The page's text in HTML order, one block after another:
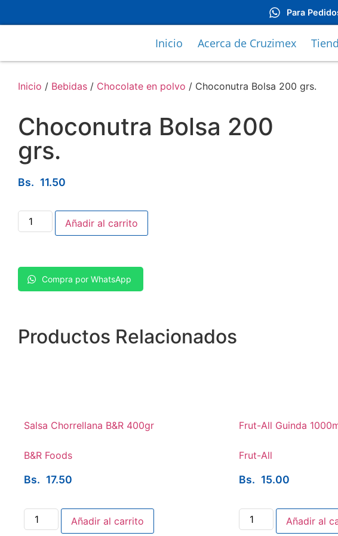
Para
Inicio Acerca de Cruzimex
Inicio / Bebidas / Chocolate en polvo / Choconutra Bolsa 200 grs.
Choconutra Bolsa 200
grs.
Bs. 11.50
Añadir al carrito
Compra por WhatsApp
Productos Relacionados
Salsa Chorrellana B&R 400gr
B&R Foods
Bs. 17.50
Añadir al carrito
Frut-All Guinda
Frut-All
Bs. 15.00
Añadir al